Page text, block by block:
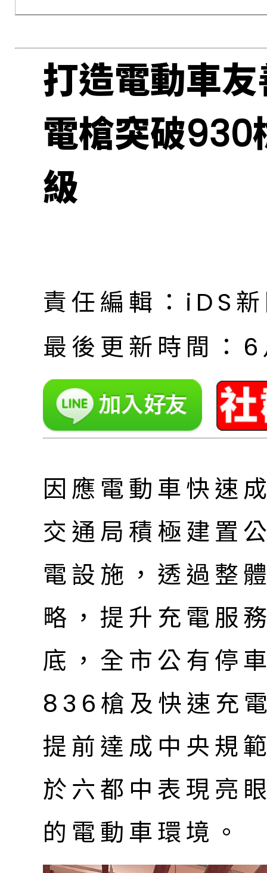
打造電動車
電槍突破930
級
責任編輯：iDS
最後更新時間
因應電動車快速
交通局積極建置
電設施，透過整
略，提升充電服
底，全市公有停
836槍及快速充
提前達成中央規
於六都中表現亮
的電動車環境。